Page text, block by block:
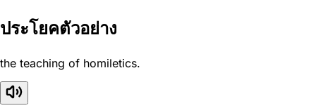
ประโยคตัวอย่าง
the teaching of homiletics.